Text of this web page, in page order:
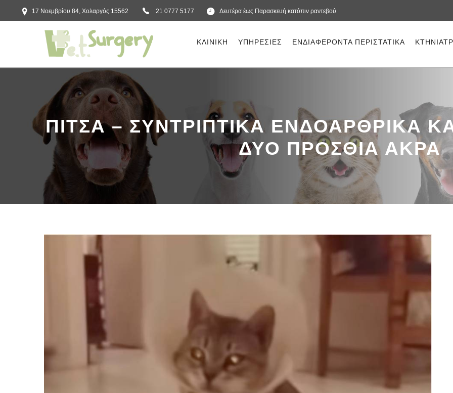
17 Νοεμβρίου 84, Χολαργός 15562 21 0777 5177 Δευτέρα έως Παρασκευή κατόπιν ραντεβού
ΚΛΙΝΙΚΗ ΥΠΗΡΕΣΙΕΣ ΕΝΔΙΑΦΕΡΟΝΤΑ ΠΕΡΙΣΤΑΤΙΚΑ
ΠΙΤΣΑ – ΣΥΝΤΡΙΠΤΙΚΑ ΕΝΔΟΑΡΘΡΙΚΑ
ΔΥΟ ΠΡΟΣΘΙΑ ΑΚΡΑ